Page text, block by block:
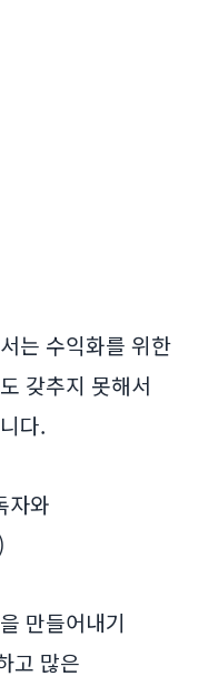
는 수익화를 위한
갖추지 못해서
다.
자와
만들어내기
고 많은